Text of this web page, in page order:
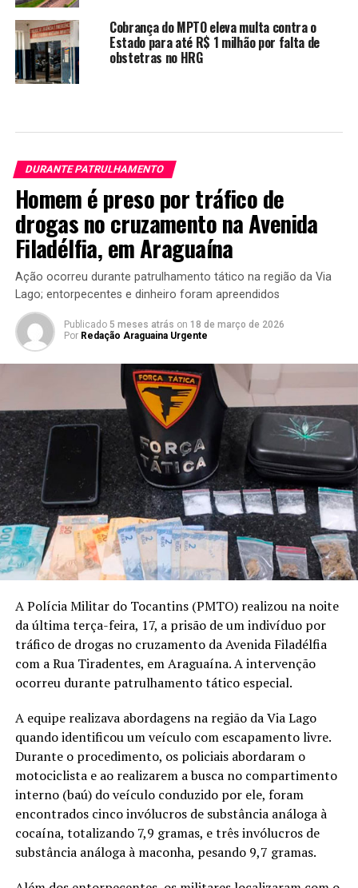
Cobrança do MPTO eleva multa contra o
Estado para até R$ 1 milhão por falta de
obstetras no HRG
DURANTE PATRULHAMENTO
Homem é preso por tráfico de
drogas no cruzamento na Avenida
Filadélfia, em Araguaína
Ação ocorreu durante patrulhamento tático na região da Via
Lago; entorpecentes e dinheiro foram apreendidos
Publicado 5 meses atrás on 18 de março de 2026
Por Redação Araguaina Urgente
A Polícia Militar do Tocantins (PMTO) realizou na noite
da última terça-feira, 17, a prisão de um indivíduo por
tráfico de drogas no cruzamento da Avenida Filadélfia
com a Rua Tiradentes, em Araguaína. A intervenção
ocorreu durante patrulhamento tático especial.
A equipe realizava abordagens na região da Via Lago
quando identificou um veículo com escapamento livre.
Durante o procedimento, os policiais abordaram o
motociclista e ao realizarem a busca no compartimento
interno (baú) do veículo conduzido por ele, foram
encontrados cinco invólucros de substância análoga à
cocaína, totalizando 7,9 gramas, e três invólucros de
substância análoga à maconha, pesando 9,7 gramas.